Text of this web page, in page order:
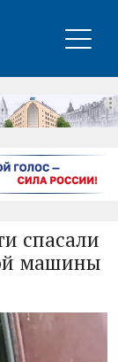
спасали
машины